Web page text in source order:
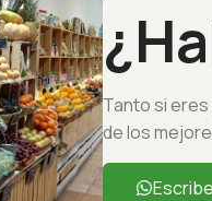
Tanto si
de los